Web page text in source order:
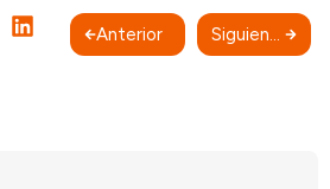
Anterior Siguiente